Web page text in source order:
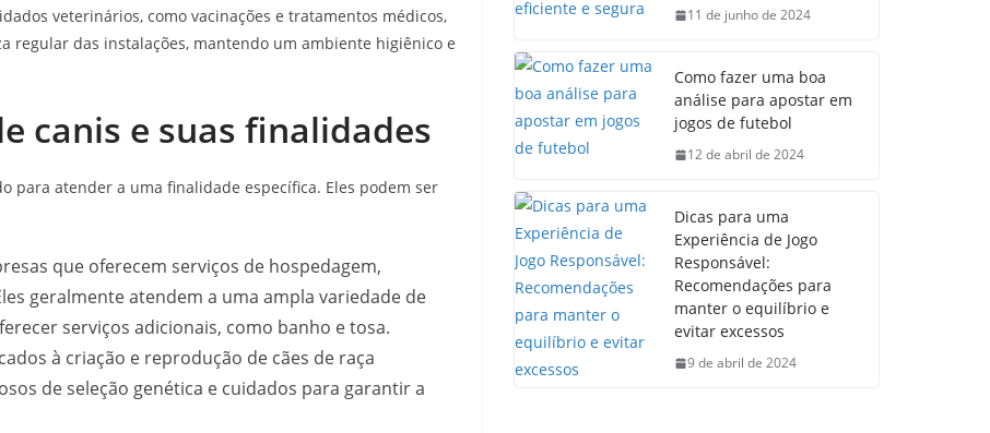
veterinários, como vacinações e tratamentos médicos,
regular das instalações, mantendo um ambiente higiênico e
canis e suas finalidades
para atender a uma finalidade específica. Eles podem ser
que oferecem serviços de hospedagem,
geralmente atendem a uma ampla variedade de
serviços adicionais, como banho e tosa.
à criação e reprodução de cães de raça
de seleção genética e cuidados para garantir a
11 de junho de 2024
Como fazer uma boa
análise para apostar em
jogos de futebol
12 de abril de 2024
Dicas para uma
Experiência de Jogo
Responsável:
Recomendações para
manter o equilíbrio e
evitar excessos
9 de abril de 2024